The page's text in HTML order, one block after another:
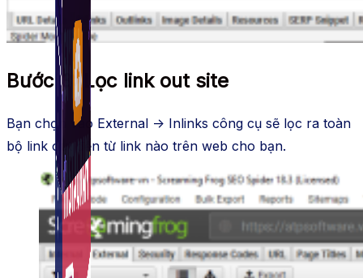
Auto Viral Content
Bước 3: Lọc link out site
Bạn chọn vào External -> Inlinks công cụ sẽ lọc ra toàn
bộ link out đến từ link nào trên web cho bạn.